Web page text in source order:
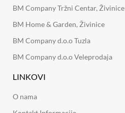
BM Company Tržni Centar, Živinice
BM Home & Garden, Živinice
BM Company d.o.o Tuzla
BM Company d.o.o Veleprodaja
LINKOVI
O nama